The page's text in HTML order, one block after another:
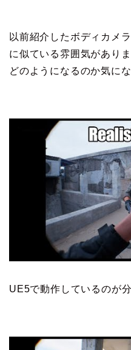
以前紹介したボディカメ
に似ている雰囲気があり
どのようになるのか気にな
UE5で動作しているのが